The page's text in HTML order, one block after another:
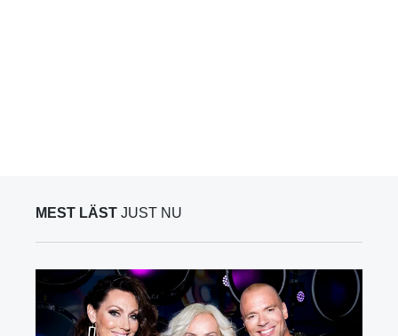
MEST LÄST JUST NU